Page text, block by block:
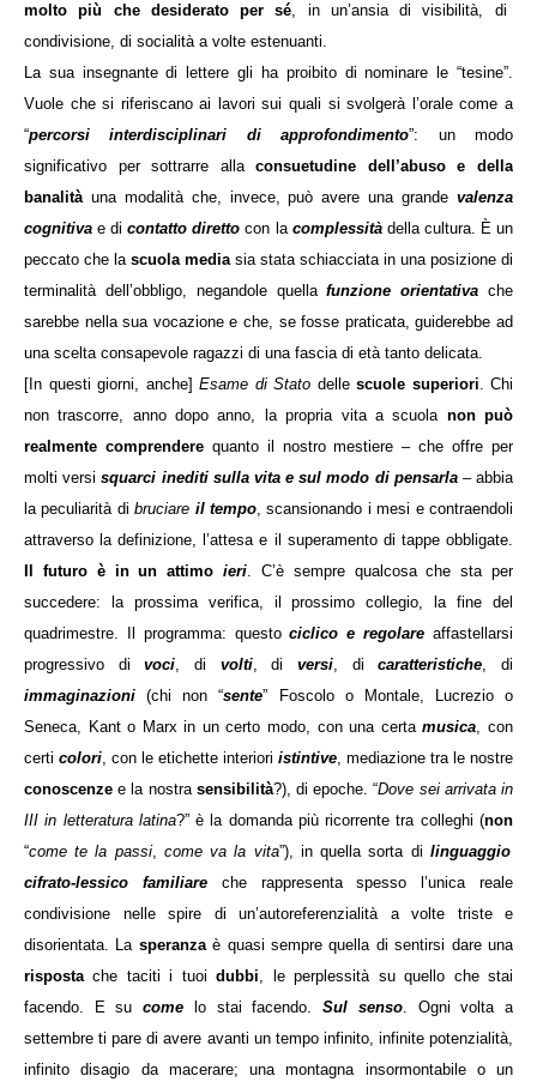
molto più che desiderato per sé, in un’ansia di visibilità, di
condivisione, di socialità a volte estenuanti.
La sua insegnante di lettere gli ha proibito di nominare le “tesine”.
Vuole che si riferiscano ai lavori sui quali si svolgerà l’orale come a
“percorsi interdisciplinari di approfondimento”: un modo
significativo per sottrarre allaconsuetudine dell’abuso e della
banalitàuna modalità che, invece, può avere una grande valenza
cognitiva e dicontatto diretto con la complessità della cultura. È un
peccato che la scuola mediasia stata schiacciata in una posizione di
terminalità dell’obbligo, negandole quellafunzione orientativa che
sarebbe nella sua vocazione e che, se fosse praticata, guiderebbe ad
una scelta consapevole ragazzi di una fascia di età tanto delicata.
[In questi giorni, anche] Esame di Stato delle scuole superiori. Chi
non trascorre, anno dopo anno, la propria vita a scuola non può
realmente comprenderequanto il nostro mestiere – che offre per
molti versisquarci inediti sulla vita e sul modo di pensarla– abbia
la peculiarità dibruciare il tempo, scansionando i mesi e contraendoli
attraverso la definizione, l’attesa e il superamento di tappe obbligate.
Il futuro è in un attimo ieri. C’è sempre qualcosa che sta per
succedere: la prossima verifica, il prossimo collegio, la fine del
quadrimestre. Il programma: questociclico e regolare affastellarsi
progressivo divoci, di volti, diversi, dicaratteristiche, di
immaginazioni(chi non “sente” Foscolo o Montale, Lucrezio o
Seneca, Kant o Marx in un certo modo, con una certamusica, con
certi colori, con le etichette interiori istintive, mediazione tra le nostre
conoscenze e la nostra sensibilità?), di epoche. “Dove sei arrivata in
III in letteratura latina?” è la domanda più ricorrente tra colleghi (non
“come te la passi, come va la vita”), in quella sorta di linguaggio
cifrato-lessico familiareche rappresenta spesso l’unica reale
condivisione nelle spire di un’autoreferenzialità a volte triste e
disorientata. La speranzaè quasi sempre quella di sentirsi dare una
rispostache taciti i tuoidubbi, le perplessità su quello che stai
facendo. E sucome lo stai facendo.Sul senso. Ogni volta a
settembre ti pare di avere avanti un tempo infinito, infinite potenzialità,
infinito disagio da macerare; una montagna insormontabile o un